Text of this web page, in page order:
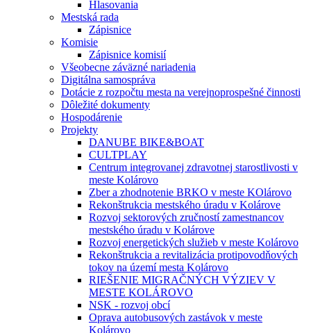
Hlasovania
Mestská rada
Zápisnice
Komisie
Zápisnice komisií
Všeobecne záväzné nariadenia
Digitálna samospráva
Dotácie z rozpočtu mesta na verejnoprospešné činnosti
Dôležité dokumenty
Hospodárenie
Projekty
DANUBE BIKE&BOAT
CULTPLAY
Centrum integrovanej zdravotnej starostlivosti v
meste Kolárovo
Zber a zhodnotenie BRKO v meste KOlárovo
Rekonštrukcia mestského úradu v Kolárove
Rozvoj sektorových zručností zamestnancov
mestského úradu v Kolárove
Rozvoj energetických služieb v meste Kolárovo
Rekonštrukcia a revitalizácia protipovodňových
tokov na území mesta Kolárovo
RIEŠENIE MIGRAČNÝCH VÝZIEV V
MESTE KOLÁROVO
NSK - rozvoj obcí
Oprava autobusových zastávok v meste
Kolárovo